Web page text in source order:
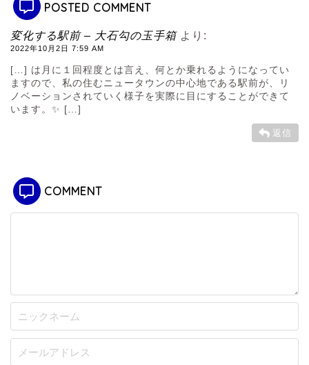
POSTED COMMENT
変化する駅前 – 大石勾の玉手箱 より:
2022年10月2日 7:59 AM
[…] は月に１回程度とは言え、何とか乗れるようになってい
ますので、私の住むニュータウンの中心地である駅前が、リ
ノベーションされていく様子を実際に目にすることができて
います。✨ […]
返信
COMMENT